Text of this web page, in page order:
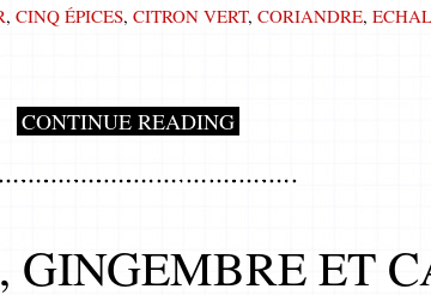
, CINQ ÉPICES, CITRON VERT, CORIANDRE,
CONTINUE READING
GINGEMBRE ET